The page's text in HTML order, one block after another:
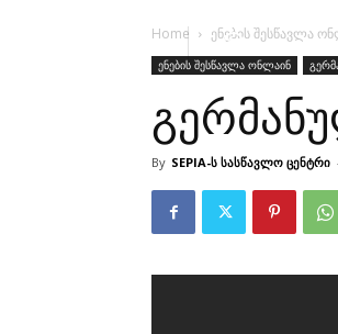
Home ენების შესწავლა
ენების შესწავლა ონლაინ
By SEPIA-ს სასწავლო ცენტრი